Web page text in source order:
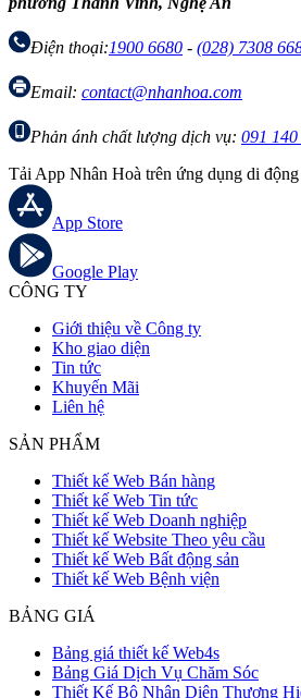
Điện thoại:1900 6680 - (028) 7308
Email: contact@nhanhoa.com
Phản ánh chất lượng dịch vụ: 091
Tải App Nhân Hoà trên ứng dụng di động
App Store
Google Play
CÔNG TY
Giới thiệu về Công ty
Kho giao diện
Tin tức
Khuyến Mãi
Liên hệ
SẢN PHẨM
Thiết kế Web Bán hàng
Thiết kế Web Tin tức
Thiết kế Web Doanh nghiệp
Thiết kế Website Theo yêu cầu
Thiết kế Web Bất động sản
Thiết kế Web Bệnh viện
BẢNG GIÁ
Bảng giá thiết kế Web4s
Bảng Giá Dịch Vụ Chăm Sóc
Thiết Kế Bộ Nhận Diện Thương